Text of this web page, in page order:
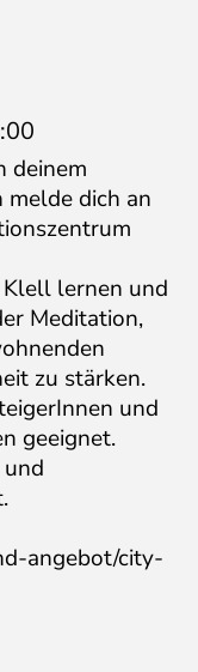
deinem
dich an
lernen und
Meditation,
zu stärken.
und
geeignet.
angebot/city-